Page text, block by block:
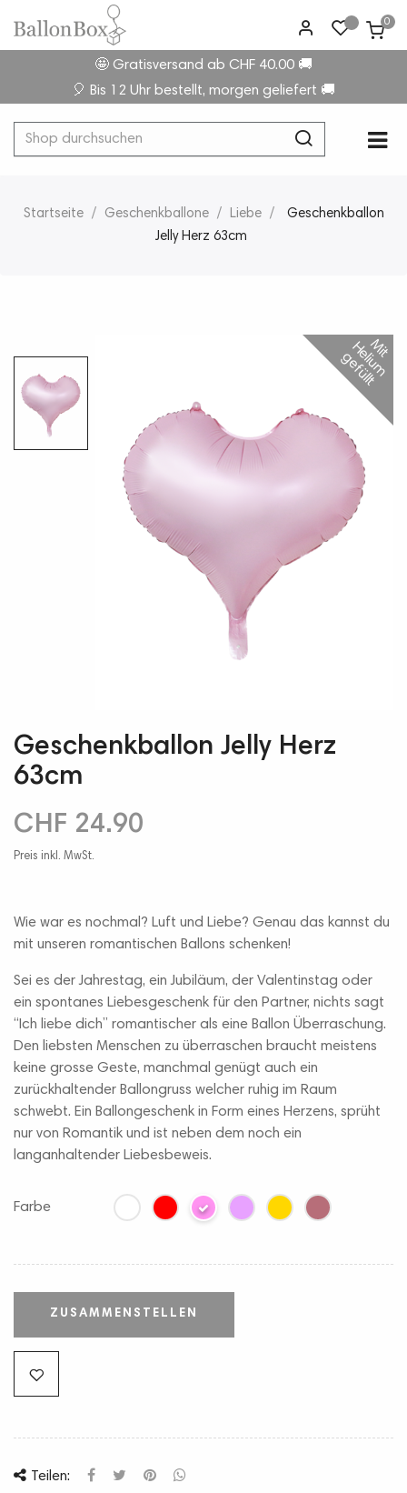
0
🤩 Gratisversand ab CHF 40.00 🚚
🎈 Bis 12 Uhr bestellt, morgen geliefert 🚚
☰
Startseite Geschenkballone Liebe
Geschenkballon
Jelly Herz 63cm
Geschenkballon Jelly Herz
63cm
CHF 24.90
Preis inkl. MwSt.
Wie war es nochmal? Luft und Liebe? Genau das kannst du
mit unseren romantischen Ballons schenken!
Sei es der Jahrestag, ein Jubiläum, der Valentinstag oder
ein spontanes Liebesgeschenk für den Partner, nichts sagt
“Ich liebe dich” romantischer als eine Ballon Überraschung.
Den liebsten Menschen zu überraschen braucht meistens
keine grosse Geste, manchmal genügt auch ein
zurückhaltender Ballongruss welcher ruhig im Raum
schwebt. Ein Ballongeschenk in Form eines Herzens, sprüht
nur von Romantik und ist neben dem noch ein
langanhaltender Liebesbeweis.
Farbe
ZUSAMMENSTELLEN
Teilen: